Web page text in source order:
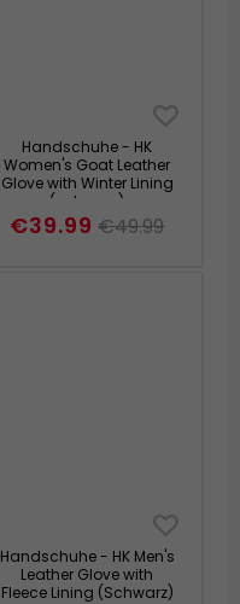
Handschuhe - HK
Women's Goat Leather
Glove with Winter Lining
(schwarz)
€39.99 €49.99
Handschuhe - HK Men's
Leather Glove with
Fleece Lining (Schwarz)